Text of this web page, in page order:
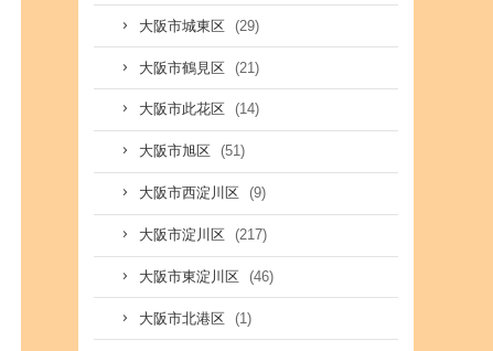
大阪市城東区 (29)
大阪市鶴見区 (21)
大阪市此花区 (14)
大阪市旭区 (51)
大阪市西淀川区 (9)
大阪市淀川区 (217)
大阪市東淀川区 (46)
大阪市北港区 (1)